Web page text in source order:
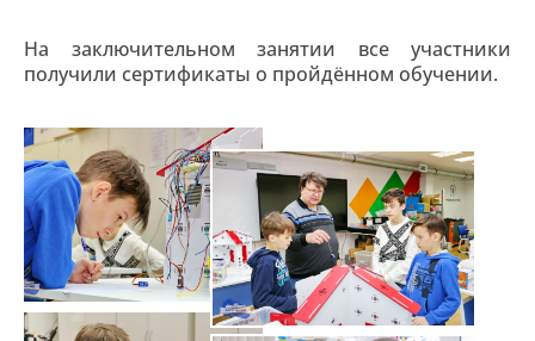
На заключительном занятии все участники
получили сертификаты о пройдённом обучении.